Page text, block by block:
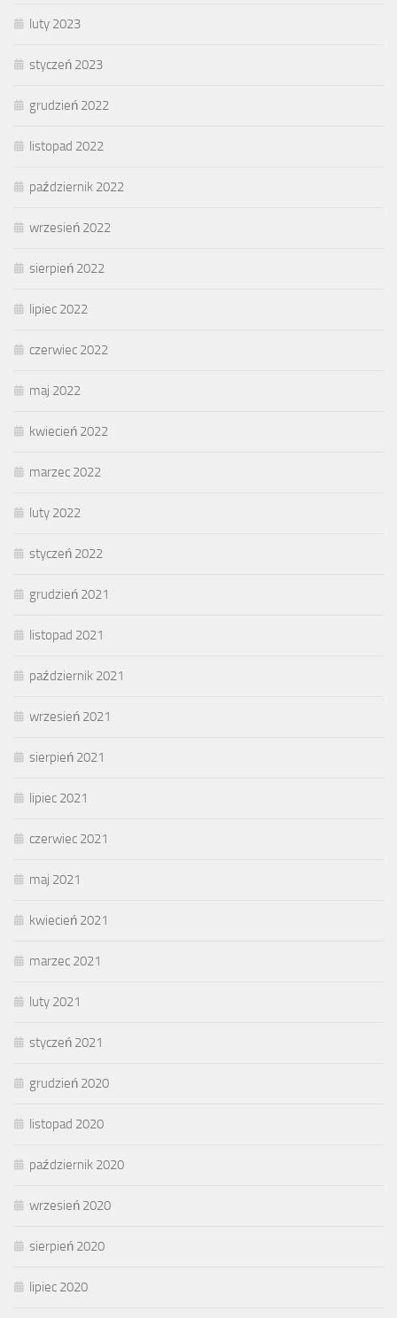
luty 2023
styczeń 2023
grudzień 2022
listopad 2022
październik 2022
wrzesień 2022
sierpień 2022
lipiec 2022
czerwiec 2022
maj 2022
kwiecień 2022
marzec 2022
luty 2022
styczeń 2022
grudzień 2021
listopad 2021
październik 2021
wrzesień 2021
sierpień 2021
lipiec 2021
czerwiec 2021
maj 2021
kwiecień 2021
marzec 2021
luty 2021
styczeń 2021
grudzień 2020
listopad 2020
październik 2020
wrzesień 2020
sierpień 2020
lipiec 2020